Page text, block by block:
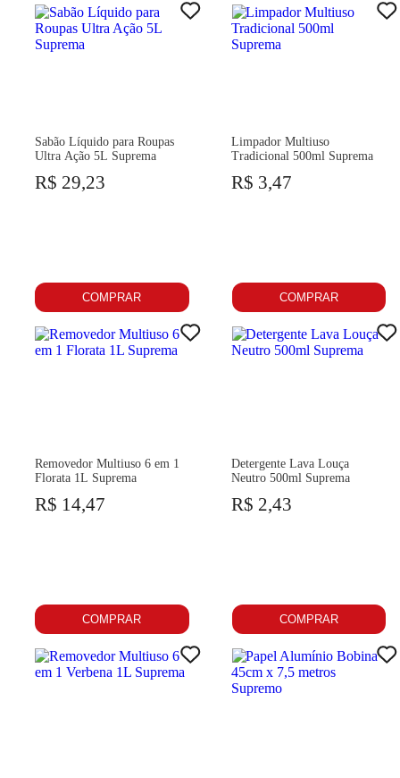
Sabão Líquido para Roupas
Ultra Ação 5L Suprema
R$ 29,23
COMPRAR
Limpador Multiuso
Tradicional 500ml Suprema
R$ 3,47
COMPRAR
Removedor Multiuso 6 em 1
Florata 1L Suprema
R$ 14,47
COMPRAR
Detergente Lava Louça
Neutro 500ml Suprema
R$ 2,43
COMPRAR